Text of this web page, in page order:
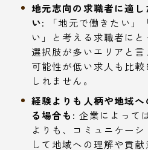
地元志向の求職者に適
い: 「地元で働きたい」
い」と考える求職者に
選択肢が多いエリアと
可能性が低い求人も比
しれません。
経験よりも人柄や地域
る場合も: 企業によって
よりも、コミュニケー
して地域への理解や貢